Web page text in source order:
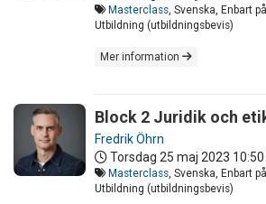
Masterclass, Svenska, Enbart
Utbildning (utbildningsbevis)
Mer information
Block 2 Juridik och
Fredrik Öhrn
Torsdag 25 maj 2023
Masterclass, Svenska, Enbart
Utbildning (utbildningsbevis)